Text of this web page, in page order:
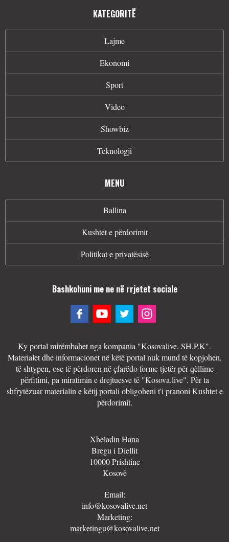
KATEGORITË
Lajme
Ekonomi
Sport
Video
Showbiz
Teknologji
MENU
Ballina
Kushtet e përdorimit
Politikat e privatësisë
Bashkohuni me ne në rrjetet sociale
Ky portal mirëmbahet nga kompania "Kosovalive. SH.P.K".
Materialet dhe informacionet në këtë portal nuk mund të kopjohen,
të shtypen, ose të përdoren në çfarëdo forme tjetër për qëllime
përfitimi, pa miratimin e drejtuesve të "Kosova.live". Për ta
shfrytëzuar materialin e këtij portali obligoheni t'i pranoni Kushtet e
përdorimit.
Xheladin Hana
Bregu i Diellit
10000 Prishtine
Kosovë
Email:
info@kosovalive.net
Marketing:
marketingu@kosovalive.net